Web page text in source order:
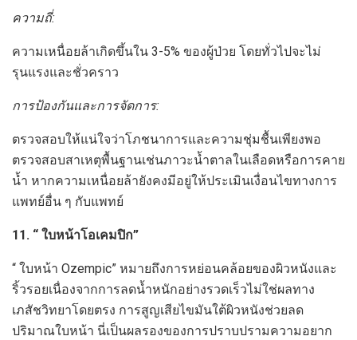
ความถี่:
ความเหนื่อยล้าเกิดขึ้นใน 3-5% ของผู้ป่วย โดยทั่วไปจะไม่
รุนแรงและชั่วคราว
การป้องกันและการจัดการ:
ตรวจสอบให้แน่ใจว่าโภชนาการและความชุ่มชื้นเพียงพอ
ตรวจสอบสาเหตุพื้นฐานเช่นภาวะน้ำตาลในเลือดหรือการคาย
น้ำ หากความเหนื่อยล้ายังคงมีอยู่ให้ประเมินเงื่อนไขทางการ
แพทย์อื่น ๆ กับแพทย์
11. “ ใบหน้าโอเคมปิก”
“ ใบหน้า Ozempic” หมายถึงการหย่อนคล้อยของผิวหนังและ
ริ้วรอยเนื่องจากการลดน้ำหนักอย่างรวดเร็วไม่ใช่ผลทาง
เภสัชวิทยาโดยตรง การสูญเสียไขมันใต้ผิวหนังช่วยลด
ปริมาณใบหน้า นี่เป็นผลรองของการปราบปรามความอยาก